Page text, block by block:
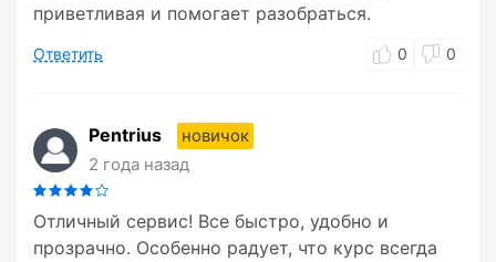
приветливая и помогает разобраться.
Ответить 0 0
Pentrius
новичок
2 года назад
Отличный сервис! Все быстро, удобно и
прозрачно. Особенно радует, что курс всегда